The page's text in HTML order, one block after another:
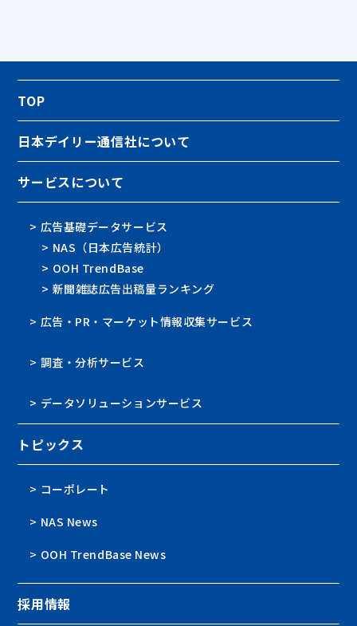
TOP
日本デイリー通信社について
サービスについて
> 広告基礎データサービス
> NAS（日本広告統計）
> OOH TrendBase
> 新聞雑誌広告出稿量ランキング
> 広告・PR・マーケット情報収集サービス
> 調査・分析サービス
> データソリューションサービス
トピックス
> コーポレート
> NAS News
> OOH TrendBase News
採用情報